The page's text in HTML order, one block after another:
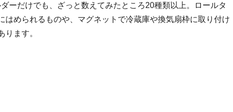
ーだけでも、ざっと数えてみたところ20種類以上。ロールタ
はめられるものや、マグネットで冷蔵庫や換気扇枠に取り付け
ります。